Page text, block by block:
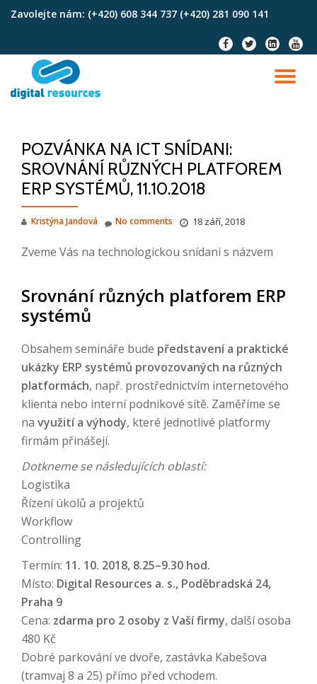
Zavolejte nám: (+420) 608 344 737 (+420) 281 090 141
fa-
facebook
fa-
twitter
fa-
linkedin-
square
fa-
POZVÁNKA NA ICT SNÍDANI:
SROVNÁNÍ RŮZNÝCH PLATFOREM
ERP SYSTÉMŮ, 11.10.2018
Kristýna Jandová 18 září, 2018
No comments
Zveme Vás na technologickou snídani s názvem
Srovnání různých platforem ERP
systémů
Obsahem semináře bude představení a praktické
ukázky ERP systémů provozovaných na různých
platformách, např. prostřednictvím internetového
klienta nebo interní podnikové sítě. Zaměříme se
na využití a výhody, které jednotlivé platformy
firmám přinášejí.
Dotkneme se následujících oblastí:
Logistika
Řízení úkolů a projektů
Workflow
Controlling
Termín: 11. 10. 2018, 8.25–9.30 hod.
Místo: Digital Resources a. s., Poděbradská 24,
Praha 9
Cena: zdarma pro 2 osoby z Vaší firmy, další osoba
480 Kč
Dobré parkování ve dvoře, zastávka Kabešova
(tramvaj 8 a 25) přímo před vchodem.